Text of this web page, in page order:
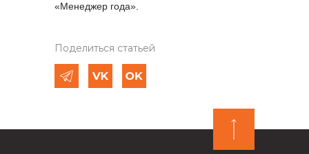
«Менеджер года».
Поделиться статьей